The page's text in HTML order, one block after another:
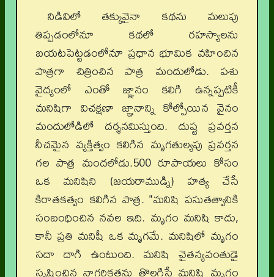
నిడివిలో తక్కువైనా కథను మలుపు
తిప్పడంలోనూ కథలో రహస్యాలను
బయటపెట్టడంలోనూ ప్రధాన భూమిక వహించిన
పాత్రగా చిత్రించిన పాత్ర మందులోడు. పశు
వైద్యంలో ఎంతో జ్ఞానం కలిగి ఉన్నప్పటికీ
మనిషిగా విచక్షణా జ్ఞానాన్ని కోల్పోయిన వైనం
మందులోడిలో దర్శనమిస్తుంది. దుష్ట ప్రవర్తన
నీచమైన వ్యక్తిత్వం కలిగిన మృగతుల్యపు ప్రవర్తన
గల పాత్ర మందలోడు.500 రూపాయలు కోసం
ఒక మనిషిని (జయరాముడ్ని) హత్య చేసే
కిరాతకత్వం కలిగిన పాత్ర. "మనిషి పసుతత్వానికి
సంబంధించిన నవల ఇది. మృగం మనిషి కాదు,
కానీ ప్రతి మనిషీ ఒక మృగమే. మనిషిలో మృగం
సదా దాగి ఉంటుంది. మనిషి చైతన్యవంతుడై
సృష్టించిన నాగరికతను తొలగిస్తే మనిషి మృగం